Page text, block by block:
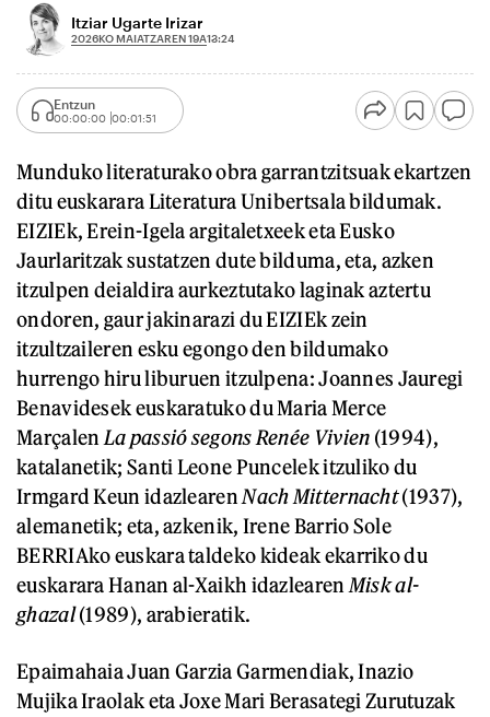
Itziar Ugarte Irizar
2026KO MAIATZAREN 19A13:24
Entzun
00:00:00 00:01:51
Munduko literaturako obra garrantzitsuak ekartzen
ditu euskarara Literatura Unibertsala bildumak.
EIZIEk, Erein-Igela argitaletxeek eta Eusko
Jaurlaritzak sustatzen dute bilduma, eta, azken
itzulpen deialdira aurkeztutako laginak aztertu
ondoren, gaur jakinarazi du EIZIEk zein
itzultzaileren esku egongo den bildumako
hurrengo hiru liburuen itzulpena: Joannes Jauregi
Benavidesek euskaratuko du Maria Merce
Marçalen La passió segons Renée Vivien (1994),
katalanetik; Santi Leone Puncelek itzuliko du
Irmgard Keun idazlearen Nach Mitternacht(1937),
alemanetik; eta, azkenik, Irene Barrio Sole
BERRIAko euskara taldeko kideak ekarriko du
euskarara Hanan al-Xaikh idazlearen Misk al-
ghazal(1989), arabieratik.
Epaimahaia Juan Garzia Garmendiak, Inazio
Mujika Iraolak eta Joxe Mari Berasategi Zurutuzak